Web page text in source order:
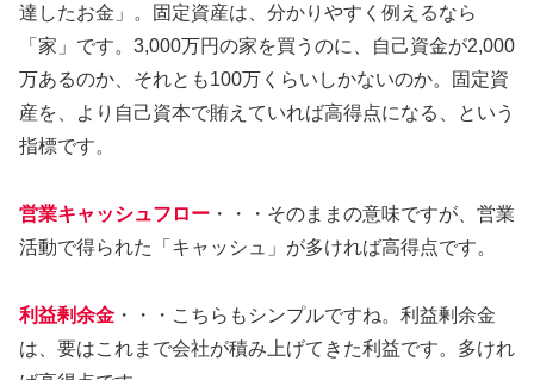
達したお金」。固定資産は、分かりやすく例えるなら
「家」です。3,000万円の家を買うのに、自己資金が2,000
万あるのか、それとも100万くらいしかないのか。固定資
産を、より自己資本で賄えていれば高得点になる、という
指標です。
営業キャッシュフロー ・・・そのままの意味ですが、営業
活動で得られた「キャッシュ」が多ければ高得点です。
利益剰余金 ・・・こちらもシンプルですね。利益剰余金
は、要はこれまで会社が積み上げてきた利益です。多けれ